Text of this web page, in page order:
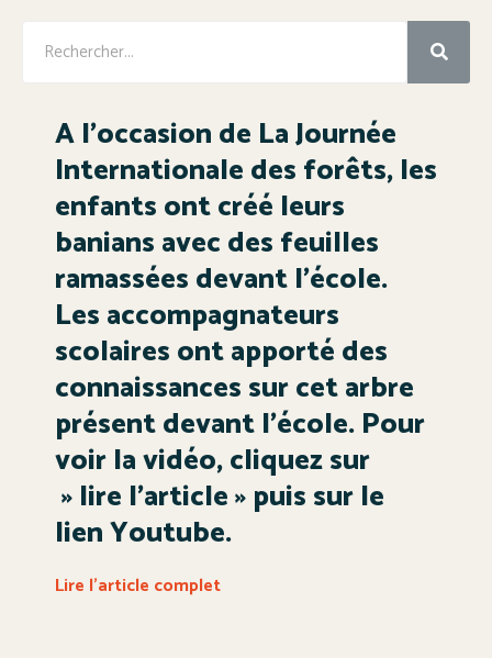
A l’occasion de La Journée
Internationale des forêts, les
enfants ont créé leurs
banians avec des feuilles
ramassées devant l’école.
Les accompagnateurs
scolaires ont apporté des
connaissances sur cet arbre
présent devant l’école. Pour
voir la vidéo, cliquez sur
» lire l’article » puis sur le
lien Youtube.
Lire l'article complet